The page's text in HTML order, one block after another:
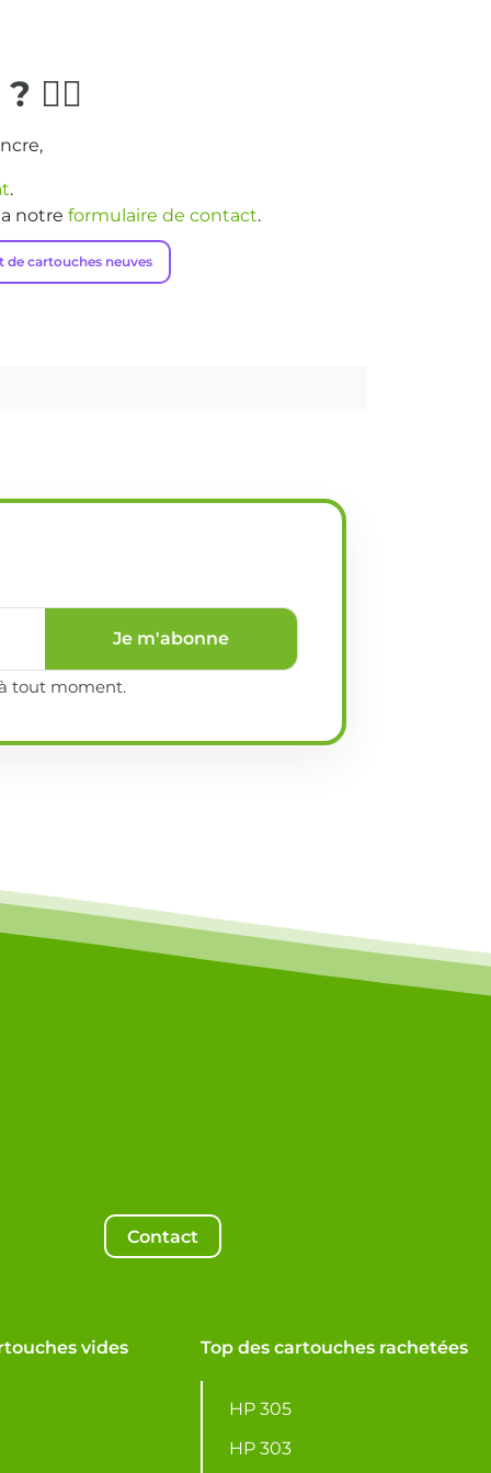
🙋‍♂️
.
notre formulaire de contact.
de cartouches neuves
Je m'abonne
tout moment.
Contact
vides Top des cartouches rachetées
HP 305
HP 303